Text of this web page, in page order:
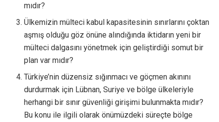
mıdır?
Ülkemizin mülteci kabul kapasitesinin sınırlarını çoktan
aşmış olduğu göz önüne alındığında iktidarın yeni bir
mülteci dalgasını yönetmek için geliştirdiği somut bir
plan var mıdır?
Türkiye’nin düzensiz sığınmacı ve göçmen akınını
durdurmak için Lübnan, Suriye ve bölge ülkeleriyle
herhangi bir sınır güvenliği girişimi bulunmakta mıdır?
Bu konu ile ilgili olarak önümüzdeki süreçte bölge